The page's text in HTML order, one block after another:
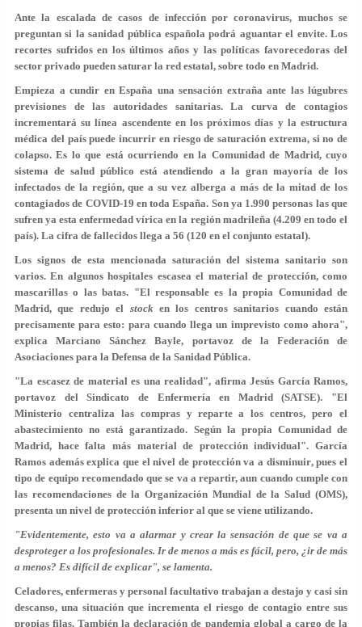
Ante la escalada de casos de infección por coronavirus, muchos se
preguntan si la sanidad pública española podrá aguantar el envite. Los
recortes sufridos en los últimos años y las políticas favorecedoras del
sector privado pueden saturar la red estatal, sobre todo en Madrid.
Empieza a cundir en España una sensación extraña ante las lúgubres
previsiones de las autoridades sanitarias. La curva de contagios
incrementará su línea ascendente en los próximos días y la estructura
médica del país puede incurrir en riesgo de saturación extrema, si no de
colapso. Es lo que está ocurriendo en la Comunidad de Madrid, cuyo
sistema de salud público está atendiendo a la gran mayoría de los
infectados de la región, que a su vez alberga a más de la mitad de los
contagiados de COVID-19 en toda España. Son ya 1.990 personas las que
sufren ya esta enfermedad vírica en la región madrileña (4.209 en todo el
país). La cifra de fallecidos llega a 56 (120 en el conjunto estatal).
Los signos de esta mencionada saturación del sistema sanitario son
varios. En algunos hospitales escasea el material de protección, como
mascarillas o las batas. "El responsable es la propia Comunidad de
Madrid, que redujo el stocken los centros sanitarios cuando están
precisamente para esto: para cuando llega un imprevisto como ahora",
explica Marciano Sánchez Bayle, portavoz de la Federación de
Asociaciones para la Defensa de la Sanidad Pública.
"La escasez de material es una realidad", afirma Jesús García Ramos,
portavoz del Sindicato de Enfermería en Madrid (SATSE). "El
Ministerio centraliza las compras y reparte a los centros, pero el
abastecimiento no está garantizado. Según la propia Comunidad de
Madrid, hace falta más material de protección individual". García
Ramos además explica que el nivel de protección va a disminuir, pues el
tipo de equipo recomendado que se va a repartir, aun cuando cumple con
las recomendaciones de la Organización Mundial de la Salud (OMS),
presenta un nivel de protección inferior al que se viene utilizando.
"Evidentemente, esto va a alarmar y crear la sensación de que se va a
desproteger a los profesionales. Ir de menos a más es fácil, pero, ¿ir de más
a menos? Es difícil de explicar", se lamenta.
Celadores, enfermeras y personal facultativo trabajan a destajo y casi sin
descanso, una situación que incrementa el riesgo de contagio entre sus
propias filas. También la declaración de pandemia global a cargo de la